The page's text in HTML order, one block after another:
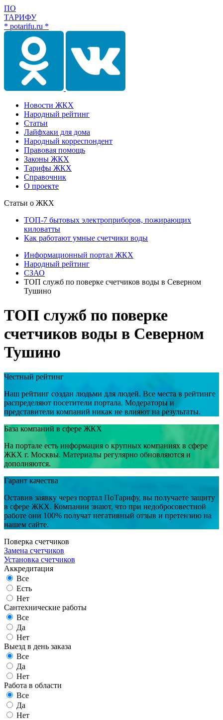
ПО
ТАРИФУ
* potarifu.ru *
Новости ЖКХ
Народный рейтинг
Статьи
Лайфхаки для дома
Народный корреспондент
Правовая помощь
Законы ЖКХ
Тарифы ЖКХ
Справочник
О проекте
Статьи о ЖКХ
ТОП-7 бытовых электроприборов, пожирающих
киловатты
Как работают умные счетчики воды
Информационный портал ЖКХ
Народный рейтинг
СЗАО
ТОП служб по поверке счетчиков воды в Северном
Тушино
ТОП служб по поверке
счетчиков воды в Северном
Тушино
Честный рейтинг
Наш рейтинг создан людьми для людей. Все места в рейтинге
распределяют посетители портала. Модераторы и
представители компаний никак не влияют на результаты.
База компаний в сфере ЖКХ
На портале есть информация о крупных компаниях в сфере
ЖКХ г. Москвы. Материалы регулярно обновляются и
дополняются.
Гарант качества
Оставив заявку через портал ПоТарифу, вы получаете защиту
в сфере ЖКХ. Компании знают, что при недобросовестной
работе они 100% получат негативный отзыв и претензию на
нашем сайте.
Поверка счетчиков
Замена счетчиков
Установка счетчиков
Аккредитация
Все
Есть
Нет
Сантехнические работы
Все
Да
Нет
Выезд в день заказа
Все
Да
Нет
Работа в области
Все
Да
Нет